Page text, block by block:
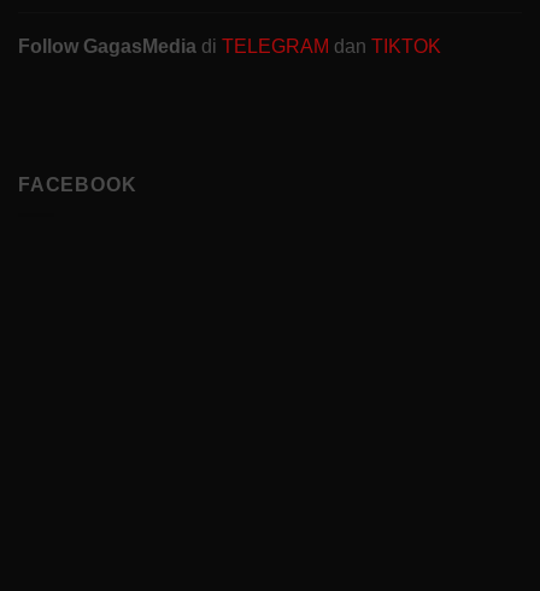
Follow GagasMedia di TELEGRAM dan TIKTOK
FACEBOOK